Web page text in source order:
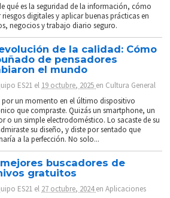
qué es la seguridad de la información, cómo
riesgos digitales y aplicar buenas prácticas en
negocios y trabajo diario seguro.
de la calidad: Cómo
de pensadores
el mundo
ES21 el 19 octubre, 2025 en Cultura General
por un momento en el último dispositivo
que compraste. Quizás un smartphone, un
o un simple electrodoméstico. Lo sacaste de su
su diseño, y diste por sentado que
a la perfección. No solo...
buscadores de
gratuitos
ES21 el 27 octubre, 2024enAplicaciones